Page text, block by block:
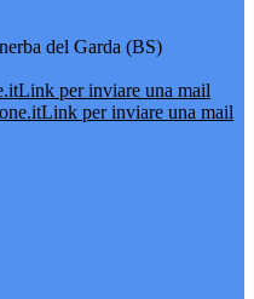
del Garda (BS)
Link per inviare una mail
Link per inviare una mail